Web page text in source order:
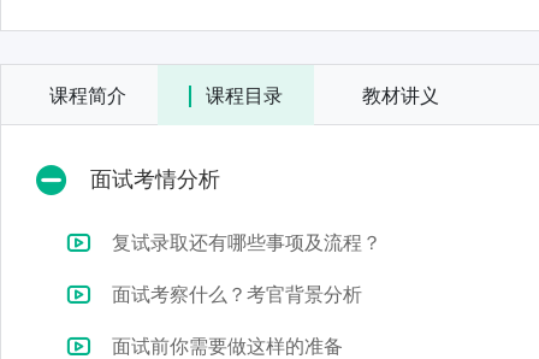
课程简介 课程目录 教材讲义
面试考情分析
复试录取还有哪些事项及流程？
面试考察什么？考官背景分析
面试前你需要做这样的准备